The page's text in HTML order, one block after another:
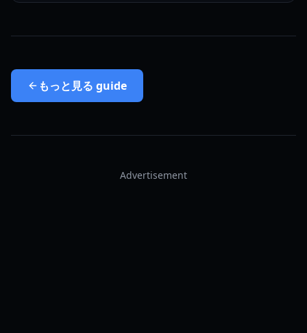
もっと見る guide
Advertisement